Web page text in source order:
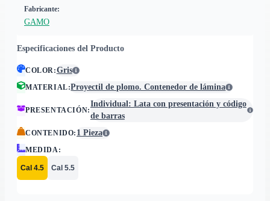
Fabricante:
GAMO
Especificaciones del Producto
COLOR:Gris
MATERIAL:Proyectil de plomo. Contenedor de lámina
PRESENTACIÓN:
Individual: Lata con presentación y código
de barras
CONTENIDO: 1 Pieza
MEDIDA:
Cal 4.5 Cal 5.5